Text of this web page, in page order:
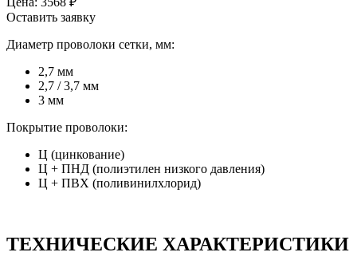
Оставить заявку
Диаметр проволоки сетки, мм:
2,7 мм
2,7 / 3,7 мм
3 мм
Покрытие проволоки:
Ц (цинкование)
Ц + ПНД (полиэтилен низкого давления)
Ц + ПВХ (поливинилхлорид)
ТЕХНИЧЕСКИЕ ХАРАКТЕРИСТИКИ